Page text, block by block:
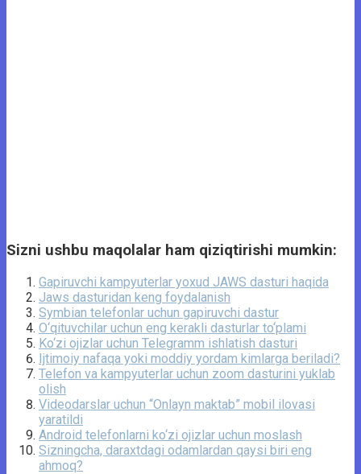
Sizni ushbu maqolalar ham qiziqtirishi mumkin:
Gapiruvchi kampyuterlar yoxud JAWS dasturi haqida
Jaws dasturidan keng foydalanish
Symbian telefonlar uchun gapiruvchi dastur
O‘qituvchilar uchun eng kerakli dasturlar to‘plami
Ko‘zi ojizlar uchun Telegramm ishlatish dasturi
Ijtimoiy nafaqa yoki moddiy yordam kimlarga beriladi?
Telefon va kampyuterlar uchun zoom dasturini yuklab
olish
Videodarslar uchun “Onlayn maktab” mobil ilovasi
yaratildi
Android telefonlarni ko‘zi ojizlar uchun moslash
Sizningcha, daraxtdagi odamlardan qaysi biri eng
ahmoq?